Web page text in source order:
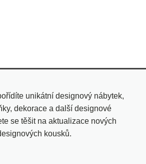
unikátní designový nábytek,
dekorace a další designové
se těšit na aktualizace nových
kousků.